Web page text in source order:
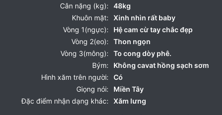
Cân nặng (kg):
48kg
Khuôn mặt:
Xinh nhìn rất baby
Vòng 1(ngực):
Hệ cam cừ tay chắc đẹp
Vòng 2(eo):
Thon ngọn
Vòng 3(mông):
To cong dòy phê.
Bým:
Không cavat hồng sạch sơm
Hình xăm trên người:
Có
Giọng nói:
Miền Tây
Đặc điểm nhận dạng khác:
Xăm lưng